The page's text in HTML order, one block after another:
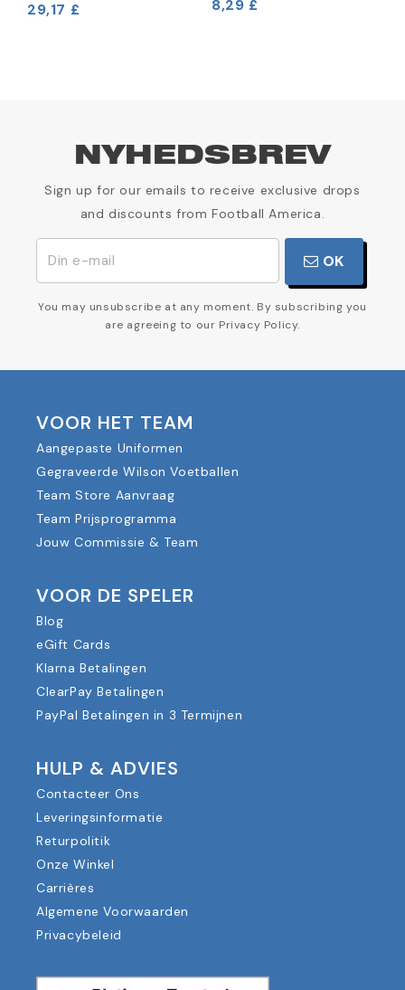
29,17 £ 8,29 £
NYHEDSBREV
Sign up for our emails to receive exclusive drops
and discounts from Football America.
OK
You may unsubscribe at any moment. By subscribing you
are agreeing to our Privacy Policy.
VOOR HET TEAM
Aangepaste Uniformen
Gegraveerde Wilson Voetballen
Team Store Aanvraag
Team Prijsprogramma
Jouw Commissie & Team
VOOR DE SPELER
Blog
eGift Cards
Klarna Betalingen
ClearPay Betalingen
PayPal Betalingen in 3 Termijnen
HULP & ADVIES
Contacteer Ons
Leveringsinformatie
Returpolitik
Onze Winkel
Carrières
Algemene Voorwaarden
Privacybeleid